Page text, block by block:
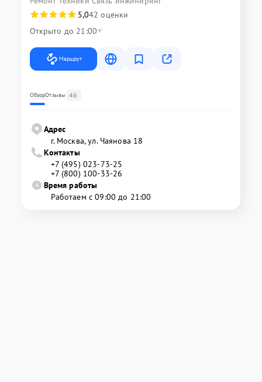
5,042 оценки
Открыто до 21:00
Маршрут
ОбзорОтзывы 46
Адрес
г. Москва, ул. Чаянова 18
Контакты
+7 (495) 023-73-25
+7 (800) 100-33-26
Время работы
Работаем с 09:00 до 21:00